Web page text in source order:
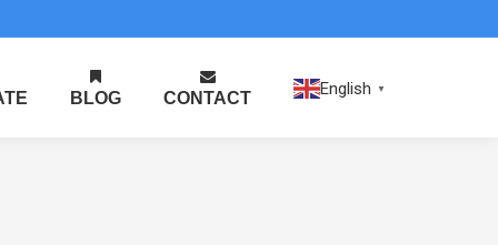
BLOG CONTACT English ▼